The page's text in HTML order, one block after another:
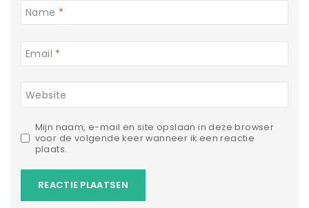
Name *
Email *
Website
Mijn naam, e-mail en site opslaan in deze browser
voor de volgende keer wanneer ik een reactie
plaats.